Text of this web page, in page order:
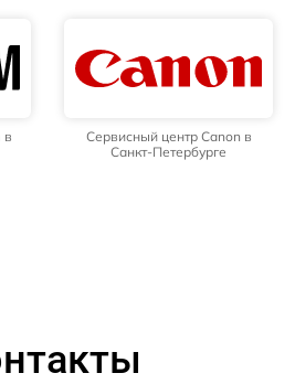
в
Сервисный центр Canon в
Санкт-Петербурге